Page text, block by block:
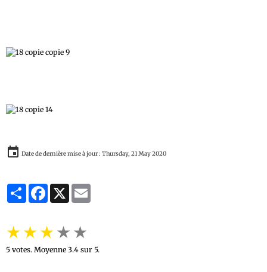
Date de dernière mise à jour : Thursday, 21 May 2020
PartagerFacebook
X
★★★★★
5 votes. Moyenne 3.4 sur 5.